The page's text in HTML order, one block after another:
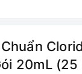
20mL (25